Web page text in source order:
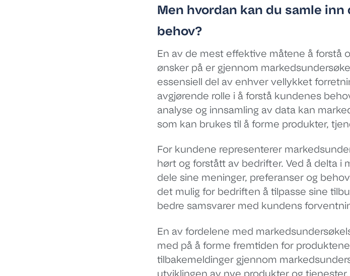
Men hvordan kan du samle
behov?
En av de mest effektive måtene å forstå
ønsker på er gjennom
essensiell del av enhver vellykket
avgjørende rolle i å forstå kundenes
analyse og innsamling av data kan
som kan brukes til å forme produkter,
For kundene representerer
hørt og forstått av bedrifter. Ved å delta i
dele sine meninger, preferanser og
det mulig for bedriften å tilpasse sine
bedre samsvarer med kundens
En av fordelene med
med på å forme fremtiden for
tilbakemeldinger gjennom